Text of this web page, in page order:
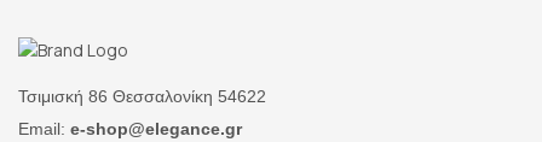
Τσιμισκή 86 Θεσσαλονίκη 54622
Email: e-shop@elegance.gr